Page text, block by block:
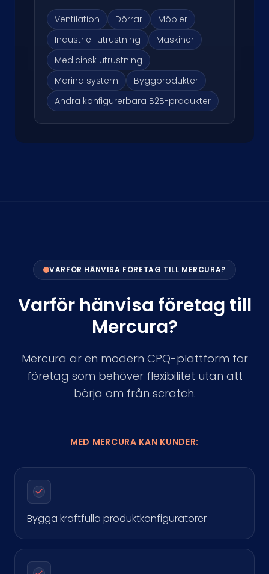
Ventilation Dörrar
Möbler
Industriell utrustning
Maskiner
Medicinsk utrustning
Marina system
Byggprodukter
Andra konfigurerbara B2B-produkter
VARFÖR HÄNVISA FÖRETAG TILL MERCURA?
Varför hänvisa företag till
Mercura?
Mercura är en modern CPQ-plattform för
företag som behöver flexibilitet utan att
börja om från scratch.
MED MERCURA KAN KUNDER:
Bygga kraftfulla produktkonfiguratorer